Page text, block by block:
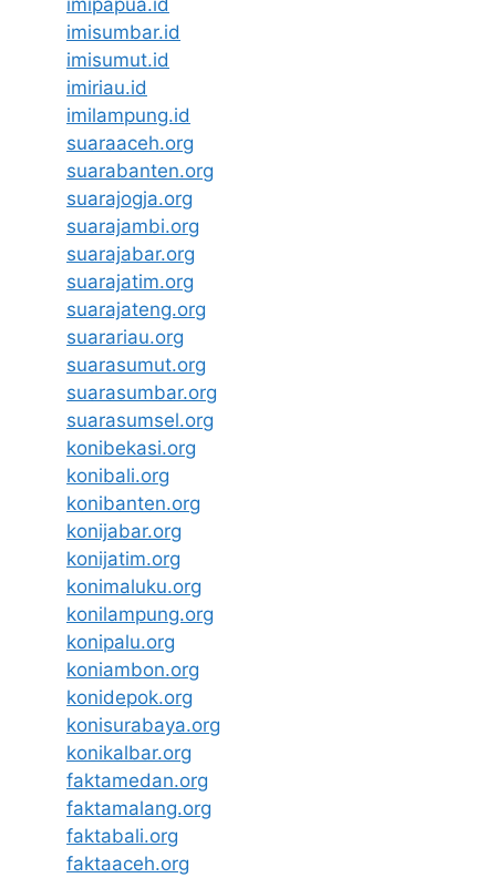
imisumbar.id
imisumut.id
imiriau.id
imilampung.id
suaraaceh.org
suarabanten.org
suarajogja.org
suarajambi.org
suarajabar.org
suarajatim.org
suarajateng.org
suarariau.org
suarasumut.org
suarasumbar.org
suarasumsel.org
konibekasi.org
konibali.org
konibanten.org
konijabar.org
konijatim.org
konimaluku.org
konilampung.org
konipalu.org
koniambon.org
konidepok.org
konisurabaya.org
konikalbar.org
faktamedan.org
faktamalang.org
faktabali.org
faktaaceh.org